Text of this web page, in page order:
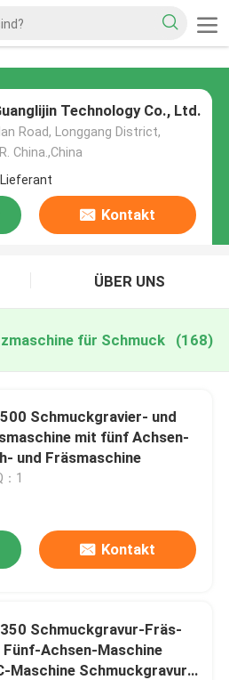
Technology Co., Ltd.
Road, Longgang District,
China.,China
Kontakt
ÜBER UNS
für Schmuck (168)
Schmuckgravier- und
mit fünf Achsen-
und Fräsmaschine
：1
Kontakt
Schmuckgravur-Fräs-
Fünf-Achsen-Maschine
Maschine Schmuckgravur-